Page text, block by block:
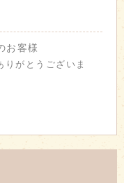
お客様
りがとうございま